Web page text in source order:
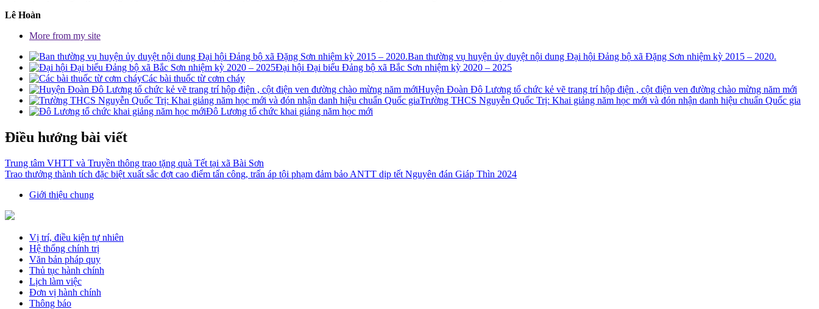
Lê Hoàn
More from my site
Ban thường vụ huyện ủy duyệt nội dung Đại hội Đảng bộ xã Đặng Sơn nhiệm kỳ 2015 – 2020.
Đại hội Đại biểu Đảng bộ xã Bắc Sơn nhiệm kỳ 2020 – 2025
Các bài thuốc từ cơm cháy
Huyện Đoàn Đô Lương tổ chức kẻ vẽ trang trí hộp điện , cột điện ven đường chào mừng năm mới
Trường THCS Nguyễn Quốc Trị: Khai giảng năm học mới và đón nhận danh hiệu chuẩn Quốc gia
Đô Lương tổ chức khai giảng năm học mới
Điều hướng bài viết
Trung tâm VHTT và Truyền thông trao tặng quà Tết tại xã Bài Sơn
Trao thưởng thành tích đặc biệt xuất sắc đợt cao điểm tấn công, trấn áp tội phạm đảm bảo ANTT dịp tết Nguyên đán Giáp Thìn 2024
Giới thiệu chung
Vị trí, điều kiện tự nhiên
Hệ thống chính trị
Văn bản pháp quy
Thủ tục hành chính
Lịch làm việc
Đơn vị hành chính
Thông báo